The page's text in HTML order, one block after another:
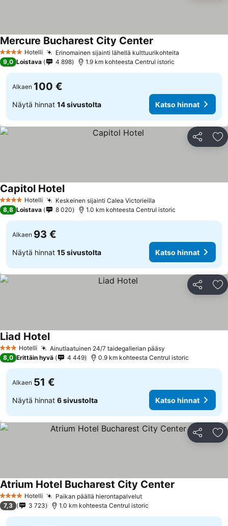
4 Tähtiluokitus
Hotelli Erinomainen sijainti lähellä kulttuurikohteita
Mercure Bucharest City Center
9,0 Loistava 4 898 1.9 km kohteesta Centrul istoric
Alkaen 100 €
Näytä hinnat 14 sivustolta Katso hinnat
Jaa
4 Tähtiluokitus
Hotelli Keskeinen sijainti Calea Victorieilla
Capitol Hotel
8,8 Loistava 8 020 1.0 km kohteesta Centrul istoric
Alkaen 93 €
Näytä hinnat 15 sivustolta Katso hinnat
Jaa
3 Tähtiluokitus
Hotelli Ainutlaatuinen 24/7 taidegallerian pääsy
Liad Hotel
8,0 Erittäin hyvä 4 449 0.9 km kohteesta Centrul istoric
Alkaen 51 €
Näytä hinnat 6 sivustolta Katso hinnat
Jaa
4 Tähtiluokitus
Hotelli Paikan päällä hierontapalvelut
Atrium Hotel Bucharest City Center
7,3 3 723 1.0 km kohteesta Centrul istoric